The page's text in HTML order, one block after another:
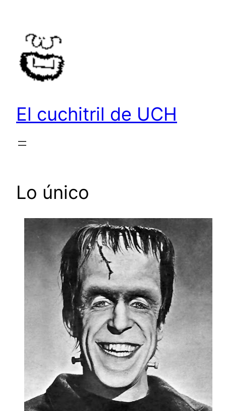
contenido
El cuchitril de UCH
Lo único